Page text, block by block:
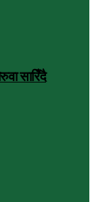
सारिँदै